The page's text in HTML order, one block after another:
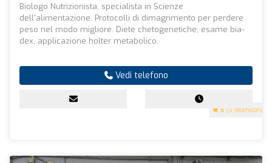
5 (5 recensioni)
Biologo Nutrizionista, specialista in Scienze
dell'alimentazione. Protocolli di dimagrimento per perdere
peso nel modo migliore. Diete chetogenetiche, esame bia-
dex, applicazione holter metabolico.
Vedi telefono